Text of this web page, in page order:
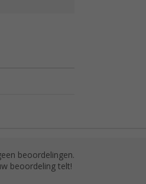
beoordelingen.
beoordeling telt!